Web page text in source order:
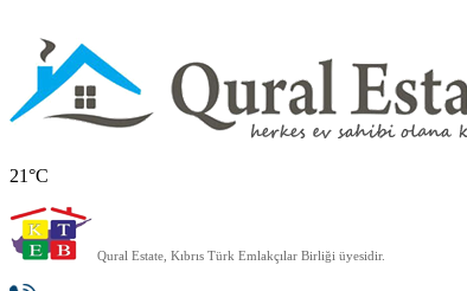
21°C
Qural Estate, Kıbrıs Türk Emlakçılar Birliği üyesidir.